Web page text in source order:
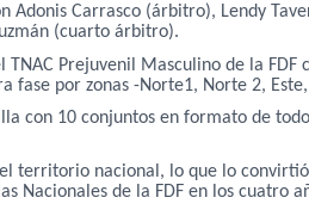
Adonis Carrasco (árbitro), Lendy
(cuarto árbitro).
Prejuvenil Masculino de la
fase por zonas -Norte1, Norte 2,
con 10 conjuntos en formato de
territorio nacional, lo que lo
Nacionales de la FDF en los cuatro